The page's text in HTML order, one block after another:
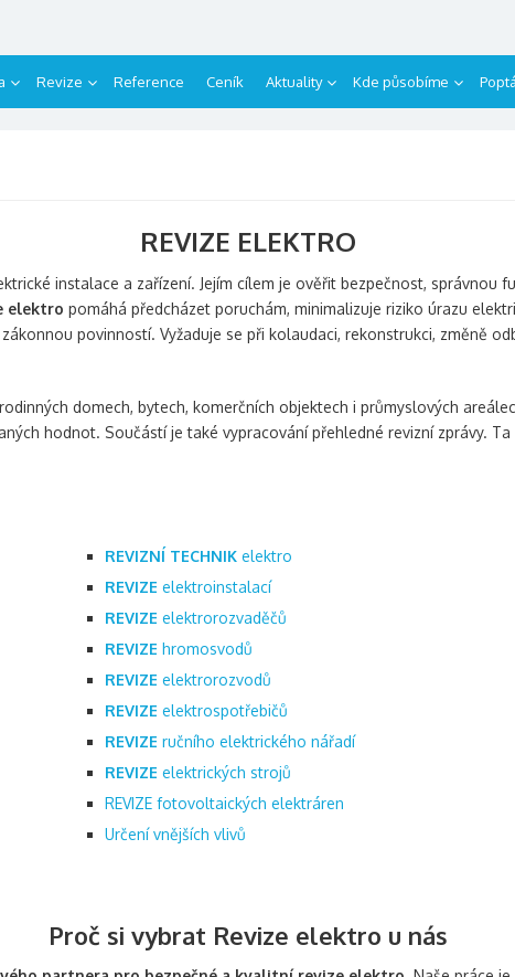
Revize Reference Ceník Aktuality Kde působíme
REVIZE ELEKTRO
instalace a zařízení. Jejím cílem je ověřit bezpečnost, správnou
elektro pomáhá předcházet poruchám, minimalizuje riziko úrazu
povinností. Vyžaduje se při kolaudaci, rekonstrukci, změně
domech, bytech, komerčních objektech i průmyslových
hodnot. Součástí je také vypracování přehledné revizní zprávy.
REVIZNÍ TECHNIK elektro
REVIZE elektroinstalací
REVIZE elektrorozvaděčů
REVIZE hromosvodů
REVIZE elektrorozvodů
REVIZE elektrospotřebičů
REVIZE ručního elektrického nářadí
REVIZE elektrických strojů
REVIZE fotovoltaických elektráren
Určení vnějších vlivů
Proč si vybrat Revize elektro u nás